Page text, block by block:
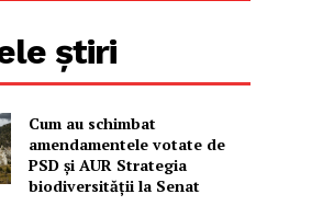
știri
Cum au schimbat
amendamentele votate de
PSD și AUR Strategia
biodiversității la Senat